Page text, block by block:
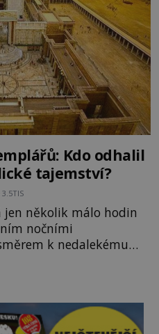
Kdo odhalil
tajemství?
3.5TIS
několik málo hodin
nočními
k nedalekému
ramena ranec s
máme namířeno,
z templářů. „Do Sk